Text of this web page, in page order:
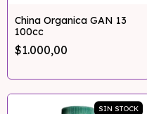
China Organica GAN 13
100cc
$1.000,00
SIN STOCK